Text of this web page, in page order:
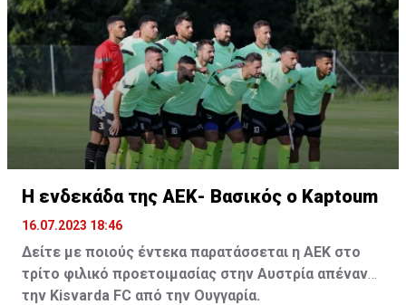
Tomovic), Aνδρέου (65' Angel) , Κωνσταντή (65' Sol),
Τζιωρτζής (65' Faraj), Κατελάρης (65' Milicevic).
Στον πάγκο: Piric, Στυλιανίδης, Tomovic, Καψής, Sol,
Faraj, Lopes, Angel, Milicevic, Pons, Εγγλέζου, Facundo,
Gonzalez, Guyrcso, Μάμας.
Κisvarda FC (Milos Kruscic): Kovacs, Navratil, Raul, Szor,
Lippai, Alic, Kormendi, Makowski, Czekus, Ilievski,
Spasic.
Στον πάγκο: Petkovic, Cipetic, Kovasic, Jovicic, Szeles,
Vida, Otvos, Lucas, Camas, Mesanovic.
H ενδεκάδα της ΑΕΚ- Βασικός ο Kaptoum
16.07.2023 18:46
Δείτε με ποιούς έντεκα παρατάσσεται η ΑΕΚ στο
τρίτο φιλικό προετοιμασίας στην Αυστρία απέναντι
την Kisvarda FC από την Ουγγαρία.